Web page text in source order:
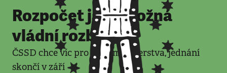
Rozpočet jako možná
vládní rozbuška
ČSSD chce víc pro „svá“ ministerstva, jednání
skončí v září